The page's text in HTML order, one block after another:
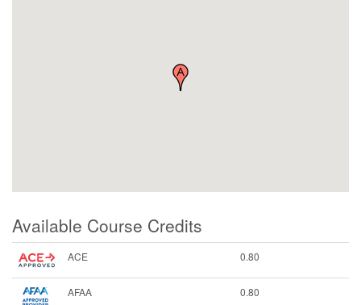
Available Course Credits
ACE 0.80
AFAA 0.80